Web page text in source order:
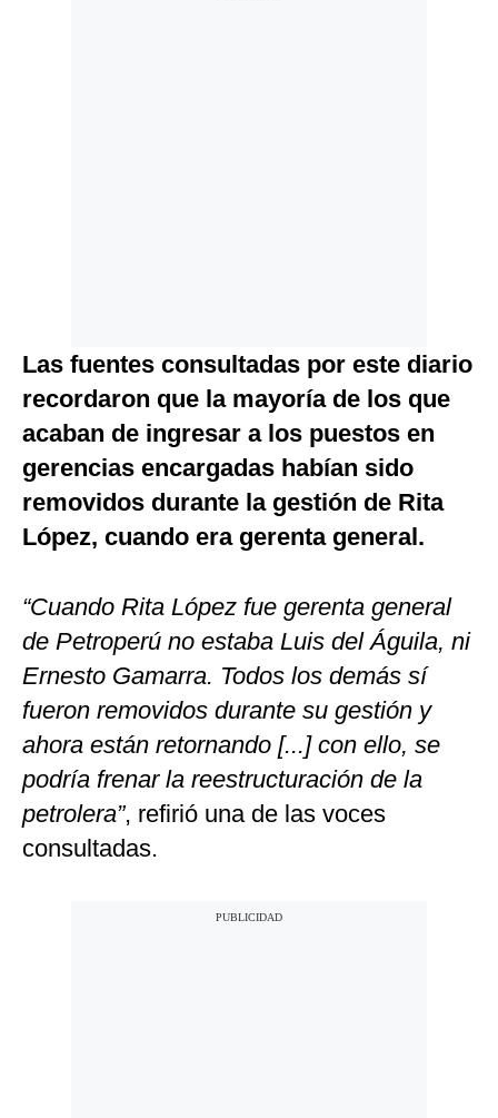
Las fuentes consultadas por este diario
recordaron que la mayoría de los que
acaban de ingresar a los puestos en
gerencias encargadas habían sido
removidos durante la gestión de Rita
López, cuando era gerenta general.
“Cuando Rita López fue gerenta general
de Petroperú no estaba Luis del Águila, ni
Ernesto Gamarra. Todos los demás sí
fueron removidos durante su gestión y
ahora están retornando [...] con ello, se
podría frenar la reestructuración de la
petrolera”, refirió una de las voces
consultadas.